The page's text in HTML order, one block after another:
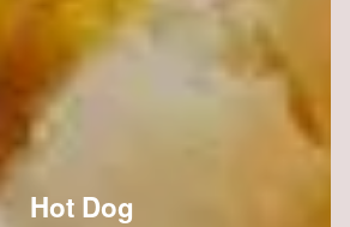
Hot Dog